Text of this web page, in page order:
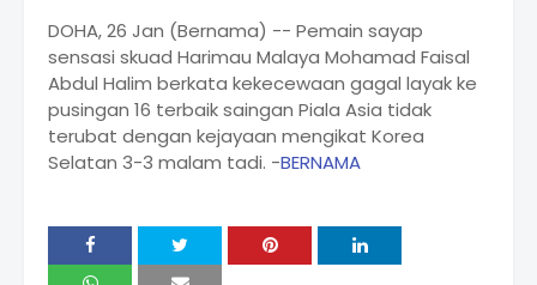
DOHA, 26 Jan (Bernama) -- Pemain sayap
sensasi skuad Harimau Malaya Mohamad Faisal
Abdul Halim berkata kekecewaan gagal layak ke
pusingan 16 terbaik saingan Piala Asia tidak
terubat dengan kejayaan mengikat Korea
Selatan 3-3 malam tadi. -BERNAMA